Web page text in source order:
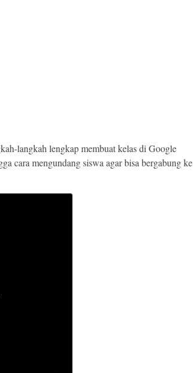
langkah lengkap membuat kelas di Google
cara mengundang siswa agar bisa bergabung ke